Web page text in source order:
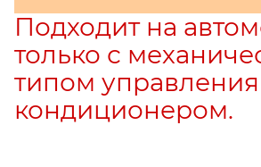
Подходит на
только с
типом управления
кондиционером.